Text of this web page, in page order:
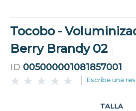
Tocobo -
Berry Brandy 02
ID 005000001081857001
Escribe una
TALLA